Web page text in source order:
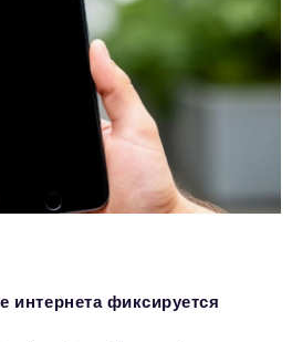
интернета фиксируется